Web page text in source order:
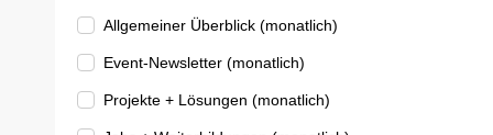
Allgemeiner Überblick (monatlich)
Event-Newsletter (monatlich)
Projekte + Lösungen (monatlich)